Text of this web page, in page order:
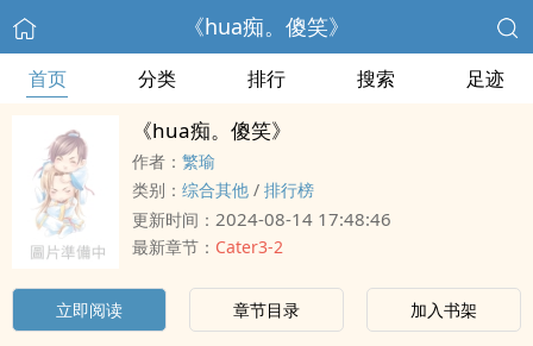
《hua痴。傻笑》
首页 分类 排行 搜索 足迹
《hua痴。傻笑》
作者： 繁瑜
类别： 综合其他 / 排行榜
更新时间： 2024-08-14 17:48:46
最新章节： Cater3-2
立即阅读 章节目录 加入书架